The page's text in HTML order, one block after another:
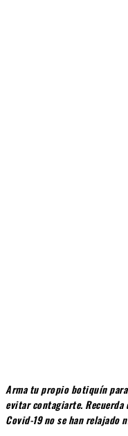
Arma tu propio botiquín
evitar contagiarte. Recuerda
Covid-19 no se han relajado